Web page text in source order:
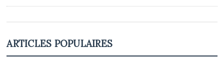
ARTICLES POPULAIRES